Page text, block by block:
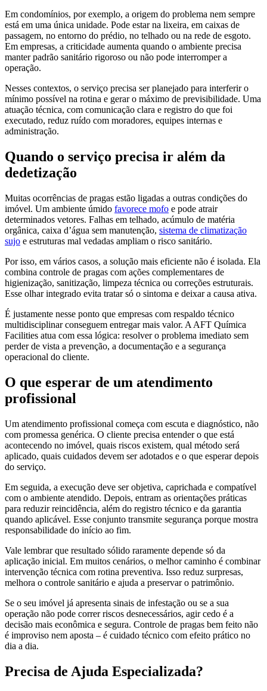
Em condomínios, por exemplo, a origem do problema nem sempre
está em uma única unidade. Pode estar na lixeira, em caixas de
passagem, no entorno do prédio, no telhado ou na rede de esgoto.
Em empresas, a criticidade aumenta quando o ambiente precisa
manter padrão sanitário rigoroso ou não pode interromper a
operação.
Nesses contextos, o serviço precisa ser planejado para interferir o
mínimo possível na rotina e gerar o máximo de previsibilidade. Uma
atuação técnica, com comunicação clara e registro do que foi
executado, reduz ruído com moradores, equipes internas e
administração.
Quando o serviço precisa ir além da
dedetização
Muitas ocorrências de pragas estão ligadas a outras condições do
imóvel. Um ambiente úmido favorece mofo e pode atrair
determinados vetores. Falhas em telhado, acúmulo de matéria
orgânica, caixa d’água sem manutenção, sistema de climatização
sujo e estruturas mal vedadas ampliam o risco sanitário.
Por isso, em vários casos, a solução mais eficiente não é isolada. Ela
combina controle de pragas com ações complementares de
higienização, sanitização, limpeza técnica ou correções estruturais.
Esse olhar integrado evita tratar só o sintoma e deixar a causa ativa.
É justamente nesse ponto que empresas com respaldo técnico
multidisciplinar conseguem entregar mais valor. A AFT Química
Facilities atua com essa lógica: resolver o problema imediato sem
perder de vista a prevenção, a documentação e a segurança
operacional do cliente.
O que esperar de um atendimento
profissional
Um atendimento profissional começa com escuta e diagnóstico, não
com promessa genérica. O cliente precisa entender o que está
acontecendo no imóvel, quais riscos existem, qual método será
aplicado, quais cuidados devem ser adotados e o que esperar depois
do serviço.
Em seguida, a execução deve ser objetiva, caprichada e compatível
com o ambiente atendido. Depois, entram as orientações práticas
para reduzir reincidência, além do registro técnico e da garantia
quando aplicável. Esse conjunto transmite segurança porque mostra
responsabilidade do início ao fim.
Vale lembrar que resultado sólido raramente depende só da
aplicação inicial. Em muitos cenários, o melhor caminho é combinar
intervenção técnica com rotina preventiva. Isso reduz surpresas,
melhora o controle sanitário e ajuda a preservar o patrimônio.
Se o seu imóvel já apresenta sinais de infestação ou se a sua
operação não pode correr riscos desnecessários, agir cedo é a
decisão mais econômica e segura. Controle de pragas bem feito não
é improviso nem aposta – é cuidado técnico com efeito prático no
dia a dia.
Precisa de Ajuda Especializada?